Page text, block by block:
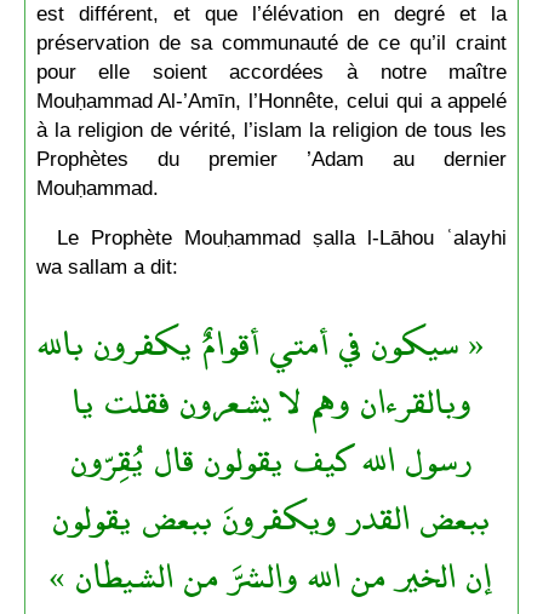
est différent, et que l’élévation en degré et la
préservation de sa communauté de ce qu’il craint
pour elle soient accordées à notre maître
Mouḥammad Al-’Amīn, l’Honnête, celui qui a appelé
à la religion de vérité, l’islam la religion de tous les
Prophètes du premier ’Adam au dernier
Mouḥammad.
Le Prophète Mouḥammad ṣalla l-Lāhou ʿalayhi
wa sallam a dit:
« سيكون في أمتي أقوامٌ يكفرون بالله
وبالقرءان وهم لا يشعرون فقلت يا
رسول الله كيف يقولون قال يُقِرّون
ببعض القدر ويكفرونَ ببعض يقولون
إن الخير من الله والشرَّ من الشيطان »